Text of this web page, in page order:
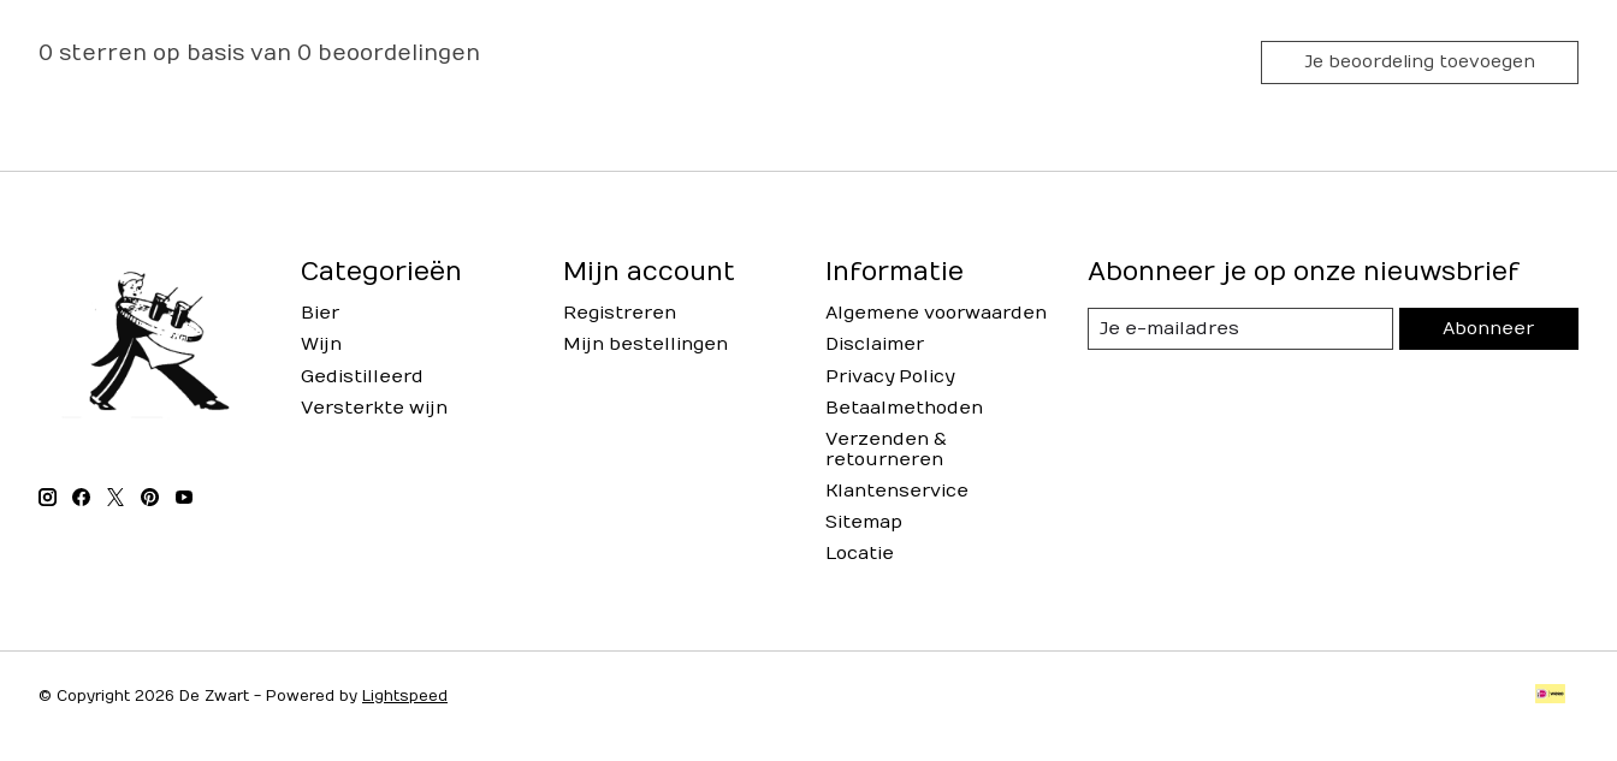
0 sterren op basis van 0 beoordelingen Je beoordeling toevoegen
Categorieën
Bier
Wijn
Gedistilleerd
Versterkte wijn
Mijn account
Registreren
Mijn bestellingen
Informatie
Algemene voorwaarden
Disclaimer
Privacy Policy
Betaalmethoden
Verzenden &
retourneren
Klantenservice
Sitemap
Locatie
Abonneer je op onze nieuwsbrief
Abonneer
© Copyright 2026 De Zwart - Powered by Lightspeed